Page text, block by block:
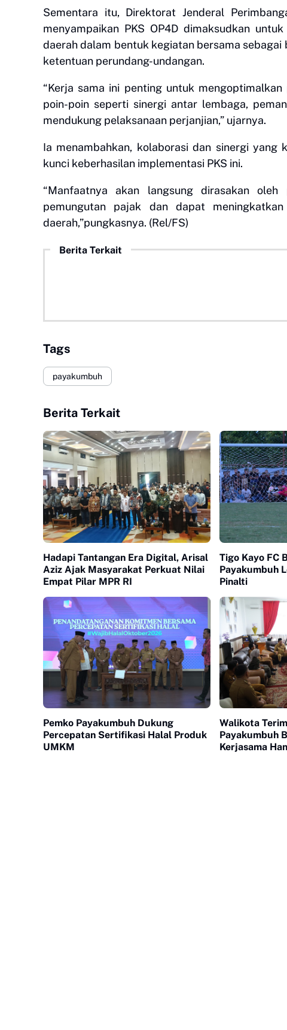
Sementara itu, Direktorat Jenderal
menyampaikan PKS OP4D dimaksudkan
daerah dalam bentuk kegiatan bersama
ketentuan perundang-undangan.
“Kerja sama ini penting untuk
poin-poin seperti sinergi antar lembaga,
mendukung pelaksanaan perjanjian,” ujarnya.
Ia menambahkan, kolaborasi dan sinergi yang
kunci keberhasilan implementasi PKS ini.
“Manfaatnya akan langsung dirasakan
pemungutan pajak dan dapat
daerah,”pungkasnya. (Rel/FS)
Berita Terkait
Tags
payakumbuh
Berita Terkait
Hadapi Tantangan Era Digital, Arisal
Aziz Ajak Masyarakat Perkuat Nilai
Empat Pilar MPR RI
Tigo Kayo FC
Payakumbuh
Pinalti
Pemko Payakumbuh Dukung
Percepatan Sertifikasi Halal Produk
UMKM
Walikota
Payakumbuh
Kerjasama